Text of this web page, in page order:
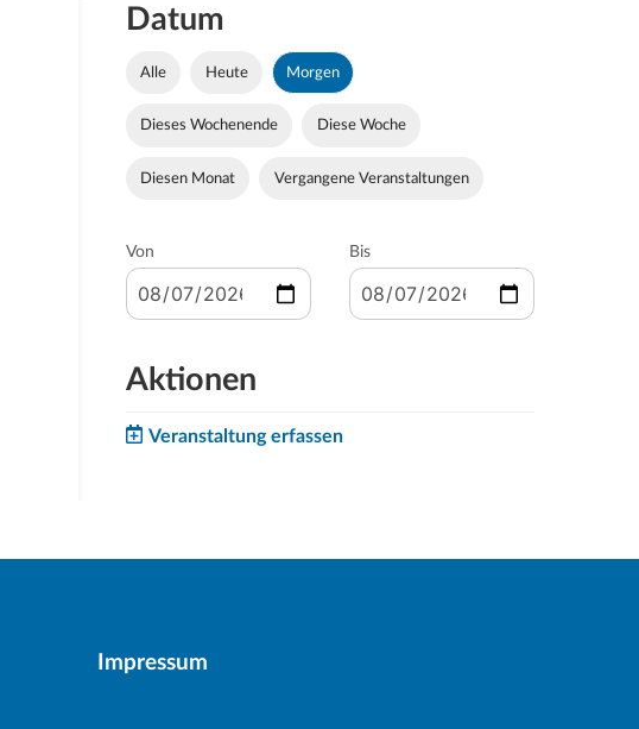
Datum
Alle Heute Morgen
Dieses Wochenende Diese Woche
Diesen Monat Vergangene Veranstaltungen
Von Bis
Aktionen
Veranstaltung erfassen
Impressum